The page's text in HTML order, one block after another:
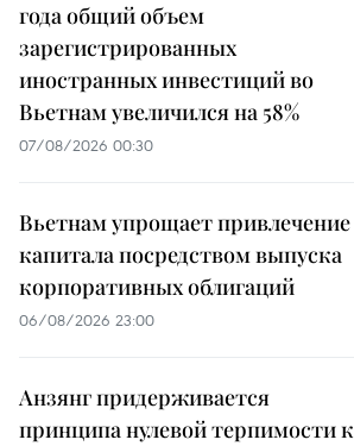
года общий объем
зарегистрированных
иностранных инвестиций во
Вьетнам увеличился на 58%
07/08/2026 00:30
Вьетнам упрощает привлечение
капитала посредством выпуска
корпоративных облигаций
06/08/2026 23:00
Анзянг придерживается
принципа нулевой терпимости к